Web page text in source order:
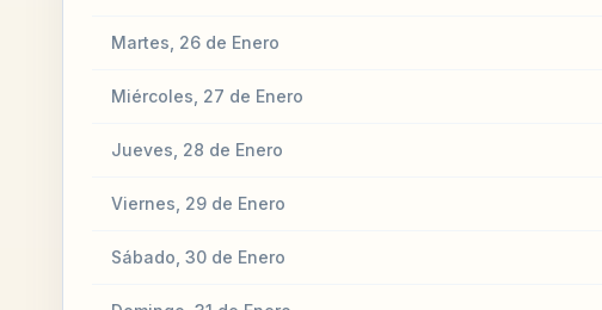
Martes, 26 de Enero
Miércoles, 27 de Enero
Jueves, 28 de Enero
Viernes, 29 de Enero
Sábado, 30 de Enero